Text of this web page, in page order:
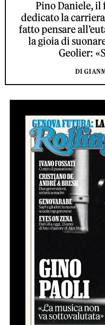
Pino Daniele, il
dedicato la
fatto pensare
la gioia di
Geolier:
DI